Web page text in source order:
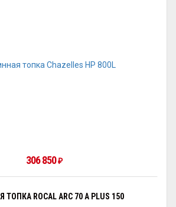
306 850 ₽
ROCAL ARC 70 A PLUS 150